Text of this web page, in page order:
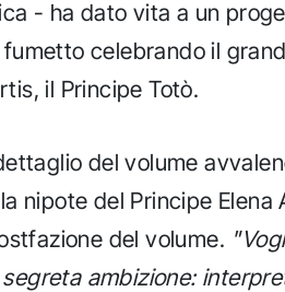
- ha dato vita a un
celebrando il
il Principe Totò.
del volume
nipote del Principe Elena
del volume.
ambizione: